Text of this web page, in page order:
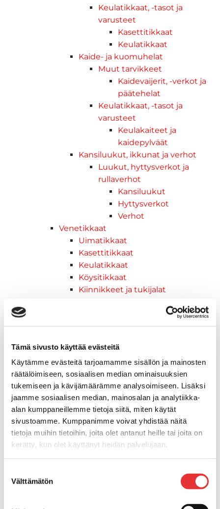
Tämä sivusto käyttää evästeitä
Käytämme evästeitä tarjoamamme sisällön ja mainosten
räätälöimiseen, sosiaalisen median ominaisuuksien
tukemiseen ja kävijämäärämme analysoimiseen. Lisäksi
jaamme sosiaalisen median, mainosalan ja analytiikka-
alan kumppaneillemme tietoja siitä, miten käytät
sivustoamme. Kumppanimme voivat yhdistää näitä
tietoja muihin tietoihin, joita olet antanut heille tai joita on
kerätty, kun olet käyttänyt heidän palvelujaan.
valinta
Välttämätön
Keulatikkaat, -tasot ja
varusteet
Kasettitikkaat
Keulatikkaat
Kaide- ja kuomuhelat
Muut tarvikkeet
Kaidevaijerit, -verkot ja
päätehelat
Keulatikkaat, -tasot ja
varusteet
Keulakaiteet ja
kaidepylväät
Kansiluukut, ikkunat ja verhot
Luukut, hyttysverkot ja
rullaverhot
Kansiluukut
Hyttysverkot
Verhot
Venetikkaat
Uimatikkaat
Kasettitikkaat
Keulatikkaat
Köysitikkaat
Kiinnikkeet ja tukijalat
Koukkupidike
Lepuuttajan kiinnike
Tuulilasin kiinnike
Reuna-, köli-, törmäyslistat ja kansikate
Törmäyslista
Kansikate
Reuna- ja ikkunalistat
Alumiinilistat
Kävelysillat ja Taavetit
Kiinnitysvarret
SUP-laudan telineet